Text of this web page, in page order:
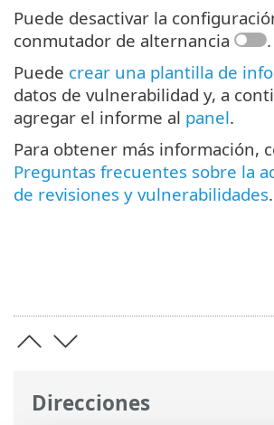
Direcciones
Puede desactivar la
conmutador de alternancia
.
Puede crear una plantilla de
datos de vulnerabilidad y, a
agregar el informe al panel.
Para obtener más información,
Preguntas frecuentes sobre la
de revisiones y vulnerabilidades.